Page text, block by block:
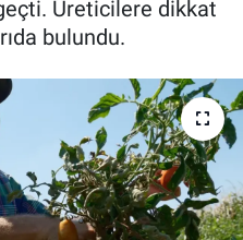
Üreticilere dikkat
bulundu.